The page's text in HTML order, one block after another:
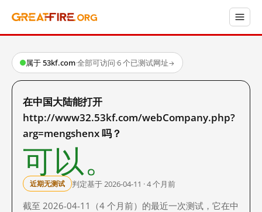
属于 53kf.com·全部可访问·6 个已测试网址→
在中国大陆能打开
http://www32.53kf.com/webCompany.php?
arg=mengshenx 吗？
可以。
近期无测试 判定基于 2026-04-11 · 4 个月前
截至 2026-04-11（4 个月前）的最近一次测试，它在中